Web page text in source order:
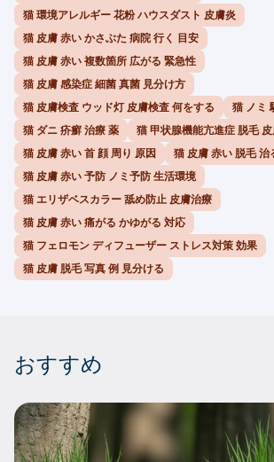
猫 環境アレルギー 花粉 ハウスダスト 皮膚炎
猫 皮膚 赤い かさぶた 病院 行く 目安
猫 皮膚 赤い 複数箇所 広がる 緊急性
猫 皮膚 感染症 細菌 真菌 見分け方
猫 皮膚検査 ウッド灯 皮膚検査 何をする
猫 ノミ
猫 ダニ 疥癬 治療 薬
猫 甲状腺機能亢進症 脱毛
猫 皮膚 赤い 首 顔 周り 原因
猫 皮膚 赤い 脱毛 治
猫 皮膚 赤い 予防 ノミ予防 生活環境
猫 エリザベスカラー 舐め防止 皮膚治療
猫 皮膚 赤い 痛がる かゆがる 対応
猫 フェロモン ディフューザー ストレス対策 効果
猫 皮膚 脱毛 写真 例 見分ける
おすすめ